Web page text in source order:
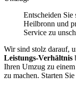
Entscheiden Sie
Heilbronn und
Service zu
Wir sind stolz darauf,
Leistungs-Verhältnis
Ihren Umzug zu
zu machen. Starten